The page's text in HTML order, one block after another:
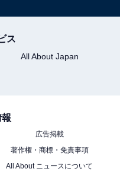
ス
All About Japan
広告掲載
著作権・商標・免責事項
All About ニュースについて